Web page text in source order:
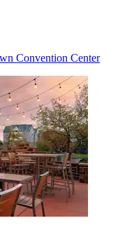
Convention Center